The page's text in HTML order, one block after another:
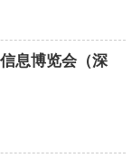
息博览会（深